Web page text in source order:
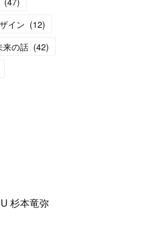
イン (12)
来の話 (42)
杉本竜弥